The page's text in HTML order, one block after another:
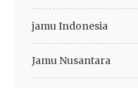
jamu Indonesia
Jamu Nusantara